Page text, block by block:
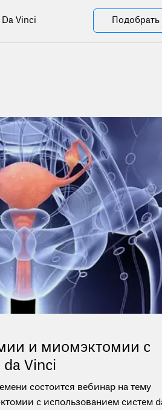
Da Vinci Подобрать
и миомэктомии с
Vinci
состоится вебинар на тему
с использованием систем